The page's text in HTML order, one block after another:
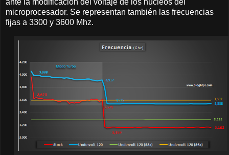
microprocesador. Se representan también las frecuencias
fijas a 3300 y 3600 Mhz.